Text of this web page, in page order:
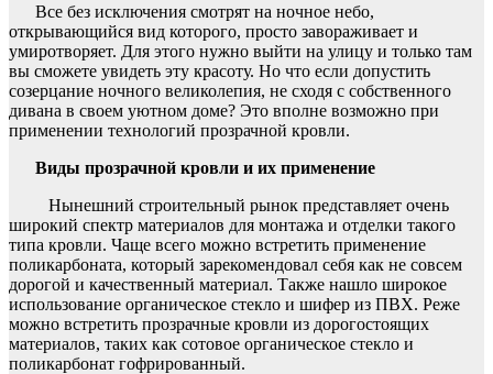
Все без исключения смотрят на ночное небо,
открывающийся вид которого, просто завораживает и
умиротворяет. Для этого нужно выйти на улицу и только там
вы сможете увидеть эту красоту. Но что если допустить
созерцание ночного великолепия, не сходя с собственного
дивана в своем уютном доме? Это вполне возможно при
применении технологий прозрачной кровли.
Виды прозрачной кровли и их применение
Нынешний строительный рынок представляет очень
широкий спектр материалов для монтажа и отделки такого
типа кровли. Чаще всего можно встретить применение
поликарбоната, который зарекомендовал себя как не совсем
дорогой и качественный материал. Также нашло широкое
использование органическое стекло и шифер из ПВХ. Реже
можно встретить прозрачные кровли из дорогостоящих
материалов, таких как сотовое органическое стекло и
поликарбонат гофрированный.